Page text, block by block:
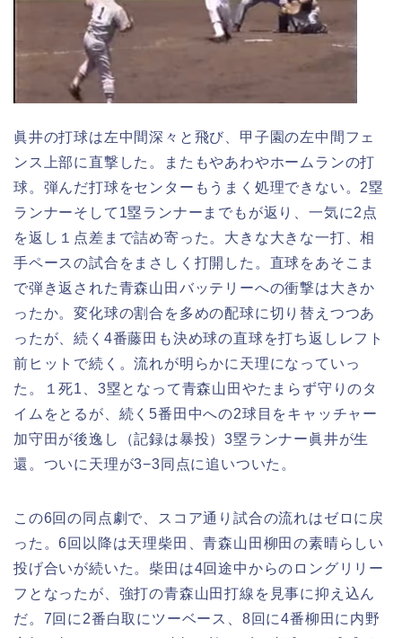
眞井の打球は左中間深々と飛び、甲子園の左中間フェ
ンス上部に直撃した。またもやあわやホームランの打
球。弾んだ打球をセンターもうまく処理できない。2塁
ランナーそして1塁ランナーまでもが返り、一気に2点
を返し１点差まで詰め寄った。大きな大きな一打、相
手ペースの試合をまさしく打開した。直球をあそこま
で弾き返された青森山田バッテリーへの衝撃は大きか
ったか。変化球の割合を多めの配球に切り替えつつあ
ったが、続く4番藤田も決め球の直球を打ち返しレフト
前ヒットで続く。流れが明らかに天理になっていっ
た。１死1、3塁となって青森山田やたまらず守りのタ
イムをとるが、続く5番田中への2球目をキャッチャー
加守田が後逸し（記録は暴投）3塁ランナー眞井が生
還。ついに天理が3−3同点に追いついた。
この6回の同点劇で、スコア通り試合の流れはゼロに戻
った。6回以降は天理柴田、青森山田柳田の素晴らしい
投げ合いが続いた。柴田は4回途中からのロングリリー
フとなったが、強打の青森山田打線を見事に抑え込ん
だ。7回に2番白取にツーベース、8回に4番柳田に内野